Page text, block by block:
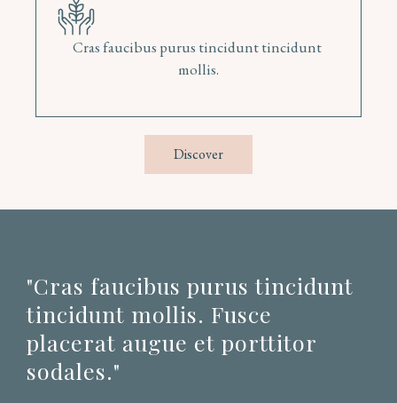
Cras faucibus purus tincidunt tincidunt
mollis.
"Cras faucibus purus tincidunt
tincidunt mollis. Fusce
placerat augue et porttitor
sodales."